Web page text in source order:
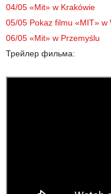
04/05 «Mit» w Krakówie
05/05 Pokaz filmu «MIT» w
06/05 «Mit» w Przemyślu
Трейлер фильма: